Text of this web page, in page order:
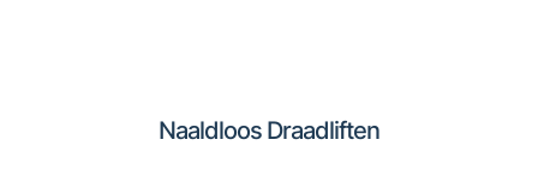
Naaldloos Draadliften